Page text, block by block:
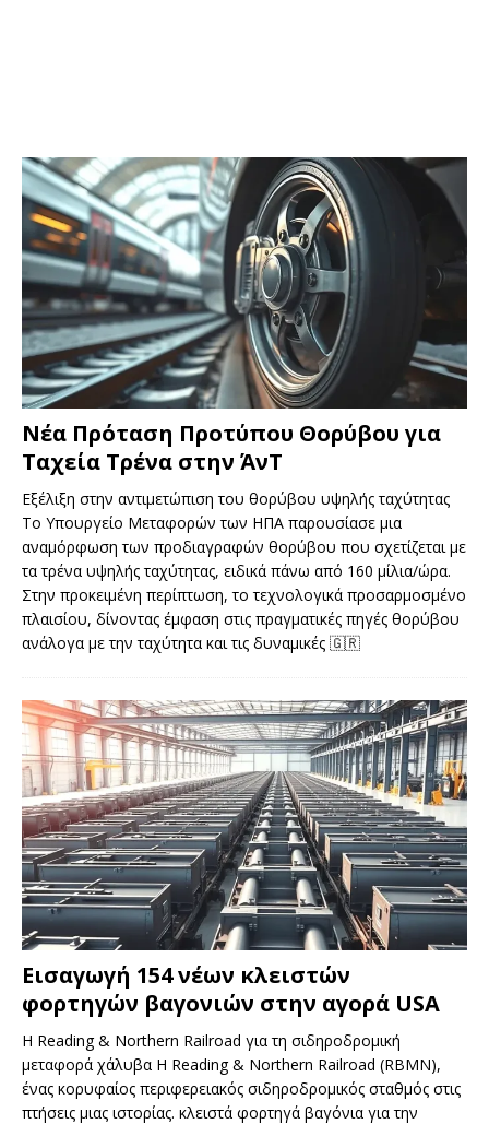
Νέα Πρόταση Προτύπου Θορύβου για
Ταχεία Τρένα στην ΆνΤ
Εξέλιξη στην αντιμετώπιση του θορύβου υψηλής ταχύτητας
Το Υπουργείο Μεταφορών των ΗΠΑ παρουσίασε μια
αναμόρφωση των προδιαγραφών θορύβου που σχετίζεται με
τα τρένα υψηλής ταχύτητας, ειδικά πάνω από 160 μίλια/ώρα.
Στην προκειμένη περίπτωση, το τεχνολογικά προσαρμοσμένο
πλαισίου, δίνοντας έμφαση στις πραγματικές πηγές θορύβου
ανάλογα με την ταχύτητα και τις δυναμικές 🇬🇷
Εισαγωγή 154 νέων κλειστών
φορτηγών βαγονιών στην αγορά USA
Η Reading & Northern Railroad για τη σιδηροδρομική
μεταφορά χάλυβα Η Reading & Northern Railroad (RBMN),
ένας κορυφαίος περιφερειακός σιδηροδρομικός σταθμός στις
πτήσεις μιας ιστορίας. κλειστά φορτηγά βαγόνια για την